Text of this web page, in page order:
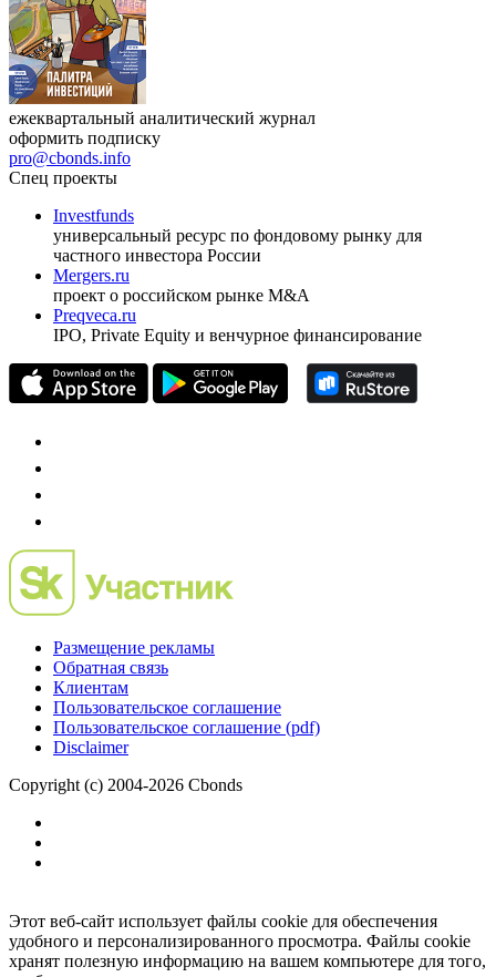
ежеквартальный аналитический журнал
оформить подписку
pro@cbonds.info
Спец проекты
Investfunds
универсальный ресурс по фондовому рынку для
частного инвестора России
Mergers.ru
проект о российском рынке M&A
Preqveca.ru
IPO, Private Equity и венчурное финансирование
Размещение рекламы
Обратная связь
Клиентам
Пользовательское соглашение
Пользовательское соглашение (pdf)
Disclaimer
Copyright (c) 2004-2026 Cbonds
Этот веб-сайт использует файлы cookie для обеспечения
удобного и персонализированного просмотра. Файлы cookie
хранят полезную информацию на вашем компьютере для того,